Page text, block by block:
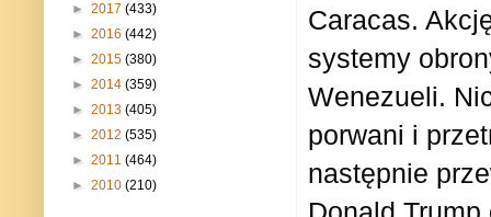
Caracas.
systemy
Wenezueli.
porwani i
następnie
► 2017 (433)
► 2016 (442)
► 2015 (380)
► 2014 (359)
► 2013 (405)
► 2012 (535)
► 2011 (464)
► 2010 (210)